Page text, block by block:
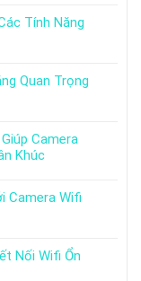
Tính Năng
Quan Trọng
Camera
Khúc
Camera Wifi
Nối Wifi Ổn